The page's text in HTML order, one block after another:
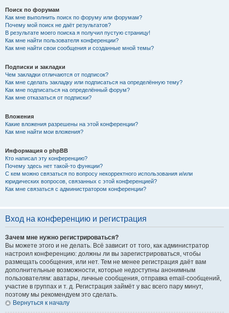
Поиск по форумам
Как мне выполнить поиск по форуму или форумам?
Почему мой поиск не даёт результатов?
В результате моего поиска я получил пустую страницу!
Как мне найти пользователя конференции?
Как мне найти свои сообщения и созданные мной темы?
Подписки и закладки
Чем закладки отличаются от подписок?
Как мне сделать закладку или подписаться на определённую тему?
Как мне подписаться на определённый форум?
Как мне отказаться от подписки?
Вложения
Какие вложения разрешены на этой конференции?
Как мне найти мои вложения?
Информация о phpBB
Кто написал эту конференцию?
Почему здесь нет такой-то функции?
С кем можно связаться по вопросу некорректного использования и/или
юридических вопросов, связанных с этой конференцией?
Как мне связаться с администратором конференции?
Вход на конференцию и регистрация
Зачем мне нужно регистрироваться?
Вы можете этого и не делать. Всё зависит от того, как администратор
настроил конференцию: должны ли вы зарегистрироваться, чтобы
размещать сообщения, или нет. Тем не менее регистрация даёт вам
дополнительные возможности, которые недоступны анонимным
пользователям: аватары, личные сообщения, отправка email-сообщений,
участие в группах и т. д. Регистрация займёт у вас всего пару минут,
поэтому мы рекомендуем это сделать.
Вернуться к началу